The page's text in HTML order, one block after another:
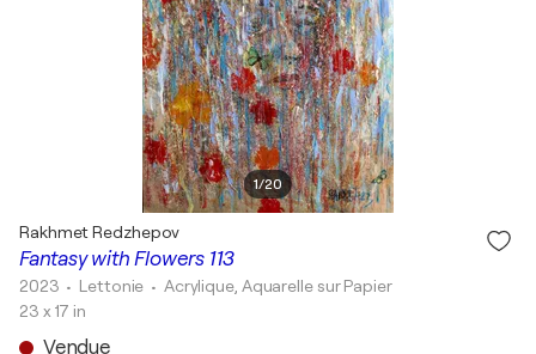
1/20
Fantasy with Flowers 113
Rakhmet Redzhepov
2023 • Lettonie • Acrylique, Aquarelle sur Papier
23 x 17 in
Vendue